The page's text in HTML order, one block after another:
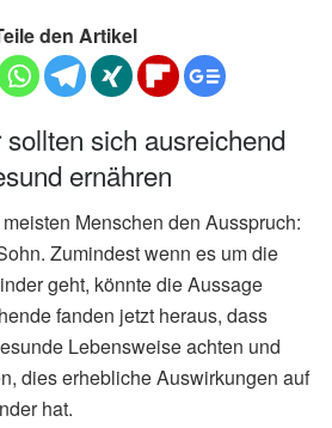
den Artikel
sich ausreichend
ernähren
Menschen den Ausspruch:
Zumindest wenn es um die
geht, könnte die Aussage
fanden jetzt heraus, dass
Lebensweise achten und
dies erhebliche Auswirkungen auf
hat.